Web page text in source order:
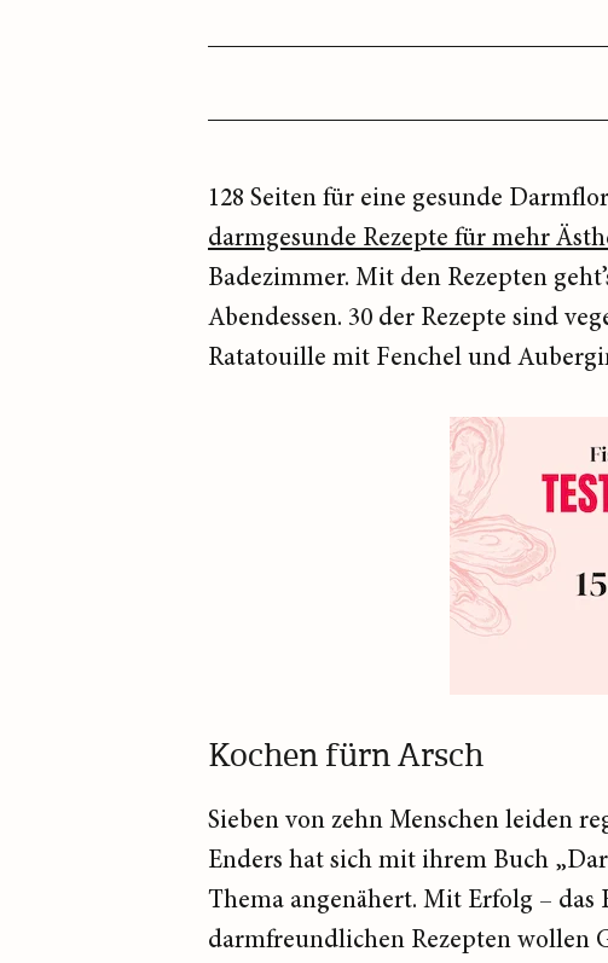
128 Seiten für eine gesunde
darmgesunde Rezepte für mehr
Badezimmer. Mit den Rezepten
Abendessen. 30 der Rezepte sind
Ratatouille mit Fenchel und
Kochen fürn Arsch
Sieben von zehn Menschen leiden
Enders hat sich mit ihrem Buch
Thema angenähert. Mit Erfolg –
darmfreundlichen Rezepten wollen